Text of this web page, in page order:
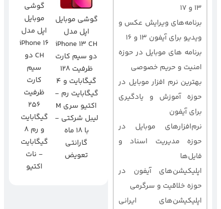
13 و 17
برنامه‌های ویرایش عکس و
ویدیو برای آیفون 13 و 16
برنامه های موبایل در حوزه
امنیت و حریم خصوصی
بهترین نرم افزار موبایل در
حوزه آموزش و یادگیری
برای آیفون
نرم‌افزارهای موبایل در
حوزه مدیریت اسناد و
فایل‌ها
اپلیکیشن‌های آیفون در
حوزه خلاقیت و سرگرمی
اپلیکیشن‌های ایرانی
گوشی موبایل
اپل مدل
iPhone 13 CH
دو سیم‌ کارت
ظرفیت 128
گیگابایت و 4
گیگابایت رم -
اکتیو سری M
لیبل شرکتی -
با 18 ماه
گارانتی
تعویض
گوشی
موبایل
اپل مدل
iPhone 16
CH دو
سیم
کارت
ظرفیت
256
گیگابایت
و رم 8
گیگابایت
- نات
اکتیو